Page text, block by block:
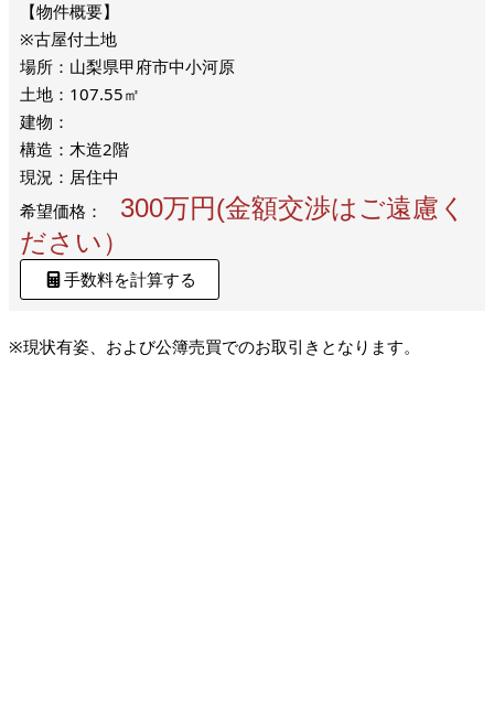
※古屋付土地
場所：山梨県甲府市中小河原
土地：107.55㎡
建物：
構造：木造2階
現況：居住中
希望価格：
300万円(金額交渉はご遠慮く
ださい）
手数料を計算する
※現状有姿、および公簿売買でのお取引きとなります。